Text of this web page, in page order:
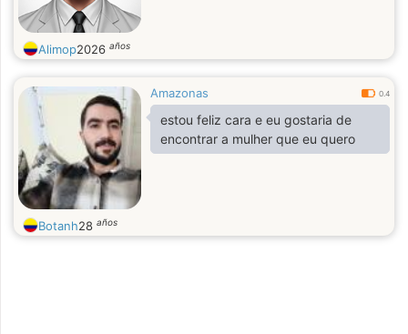
Alimop2026 años
Amazonas 0.4
estou feliz cara e eu gostaria de
encontrar a mulher que eu quero
Botanh28 años